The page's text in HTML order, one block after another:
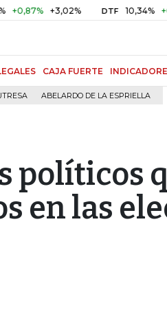
+3,02% DTF 10,34% +0,10%
CAJA FUERTE
ABELARDO DE LA ESPRIELLA
políticos
en las